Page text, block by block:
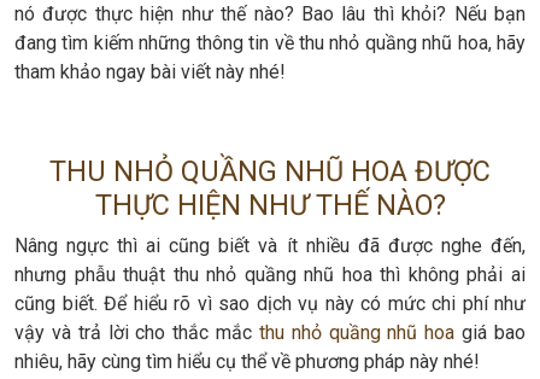
nó được thực hiện như thế nào? Bao lâu thì khỏi? Nếu bạn
đang tìm kiếm những thông tin về thu nhỏ quầng nhũ hoa, hãy
tham khảo ngay bài viết này nhé!
THU NHỎ QUẦNG NHŨ HOA ĐƯỢC
THỰC HIỆN NHƯ THẾ NÀO?
Nâng ngực thì ai cũng biết và ít nhiều đã được nghe đến,
nhưng phẫu thuật thu nhỏ quầng nhũ hoa thì không phải ai
cũng biết. Để hiểu rõ vì sao dịch vụ này có mức chi phí như
vậy và trả lời cho thắc mắc thu nhỏ quầng nhũ hoa giá bao
nhiêu, hãy cùng tìm hiểu cụ thể về phương pháp này nhé!